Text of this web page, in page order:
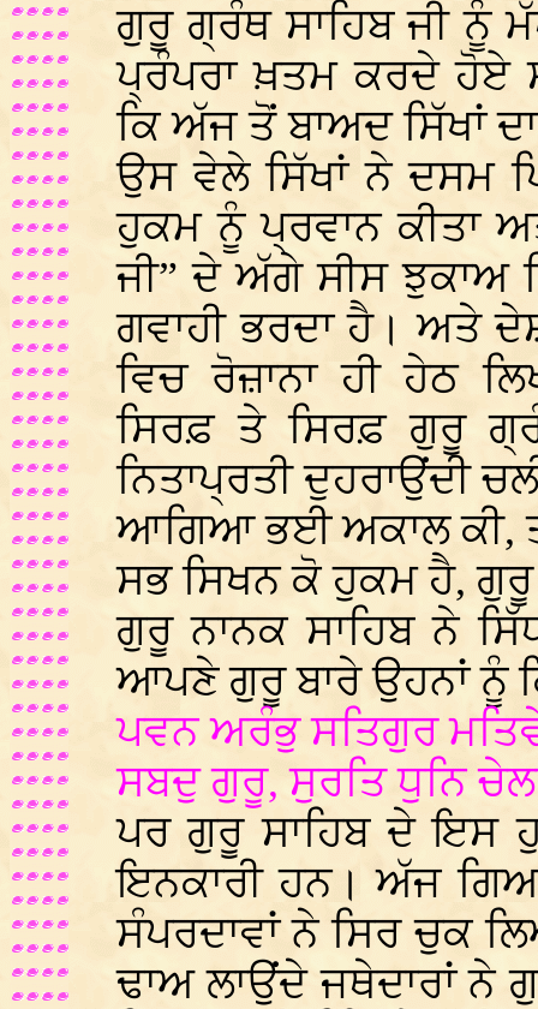
ਗੁਰੂ ਗ੍ਰੰਥ ਸਾਹਿਬ ਜੀ ਨੂੰ
ਪ੍ਰੰਪਰਾ ਖ਼ਤਮ ਕਰਦੇ ਹੋਏ
ਕਿ ਅੱਜ ਤੋਂ ਬਾਅਦ ਸਿੱਖਾਂ
ਉਸ ਵੇਲੇ ਸਿੱਖਾਂ ਨੇ ਦਸਮ
ਹੁਕਮ ਨੂੰ ਪ੍ਰਵਾਨ ਕੀਤਾ
ਜੀ” ਦੇ ਅੱਗੇ ਸੀਸ ਝੁਕਾਅ
ਗਵਾਹੀ ਭਰਦਾ ਹੈ। ਅਤੇ
ਵਿਚ ਰੋਜ਼ਾਨਾ ਹੀ ਹੇਠ
ਸਿਰਫ਼ ਤੇ ਸਿਰਫ਼ ਗੁਰੂ
ਨਿਤਾਪ੍ਰਤੀ ਦੁਹਰਾਉਂਦੀ
ਆਗਿਆ ਭਈ ਅਕਾਲ ਕੀ,
ਸਭ ਸਿਖਨ ਕੋ ਹੁਕਮ ਹੈ,
ਗੁਰੂ ਨਾਨਕ ਸਾਹਿਬ ਨੇ
ਆਪਣੇ ਗੁਰੂ ਬਾਰੇ ਉਹਨਾਂ ਨੂੰ
ਪਵਨ ਅਰੰਭੁ ਸਤਿਗੁਰ
ਸਬਦੁ ਗੁਰੂ, ਸੁਰਤਿ ਧੁਨਿ
ਪਰ ਗੁਰੂ ਸਾਹਿਬ ਦੇ ਇਸ
ਇਨਕਾਰੀ ਹਨ। ਅੱਜ
ਸੰਪਰਦਾਵਾਂ ਨੇ ਸਿਰ ਚੁਕ
ਢਾਅ ਲਾਉਂਦੇ ਜਥੇਦਾਰਾਂ ਨੇ